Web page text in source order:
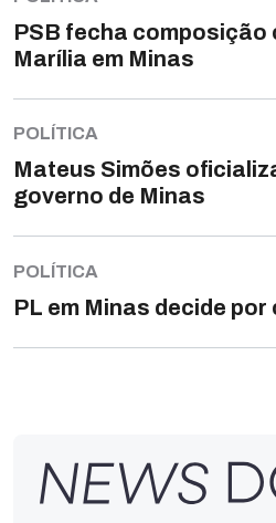
PSB fecha composição
Marília em Minas
POLÍTICA
Mateus Simões
governo de Minas
POLÍTICA
PL em Minas decide por